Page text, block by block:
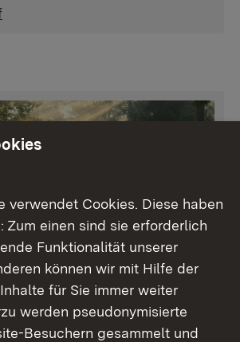
Fischen
verwendet Cookies. Diese haben
Zum einen sind sie erforderlich
Funktionalität unserer
können wir mit Hilfe der
für Sie immer weiter
werden pseudonymisierte
Besuchern gesammelt und